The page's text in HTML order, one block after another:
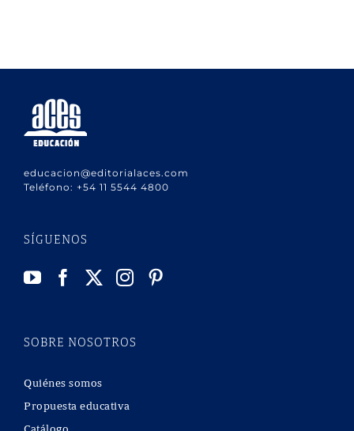
educacion@editorialaces.com
Teléfono: +54 11 5544 4800
SÍGUENOS
SOBRE NOSOTROS
Quiénes somos
Propuesta educativa